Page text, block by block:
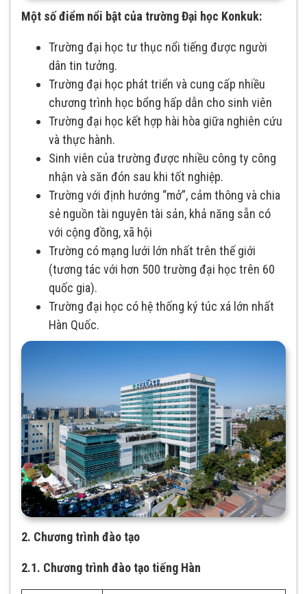
Một số điểm nổi bật của trường Đại học Konkuk:
Trường đại học tư thục nổi tiếng được người
dân tin tưởng.
Trường đại học phát triển và cung cấp nhiều
chương trình học bổng hấp dẫn cho sinh viên
Trường đại học kết hợp hài hòa giữa nghiên cứu
và thực hành.
Sinh viên của trường được nhiều công ty công
nhận và săn đón sau khi tốt nghiệp.
Trường với định hướng “mở”, cảm thông và chia
sẻ nguồn tài nguyên tài sản, khả năng sẵn có
với cộng đồng, xã hội
Trường có mạng lưới lớn nhất trên thế giới
(tương tác với hơn 500 trường đại học trên 60
quốc gia).
Trường đại học có hệ thống ký túc xá lớn nhất
Hàn Quốc.
2. Chương trình đào tạo
2.1. Chương trình đào tạo tiếng Hàn